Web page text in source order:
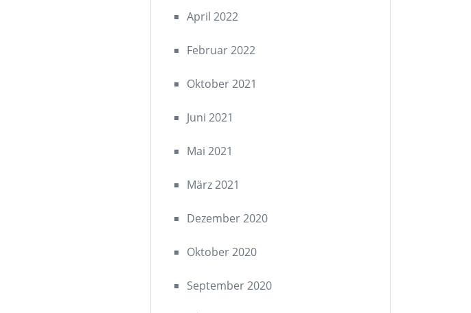
April 2022
Februar 2022
Oktober 2021
Juni 2021
Mai 2021
März 2021
Dezember 2020
Oktober 2020
September 2020